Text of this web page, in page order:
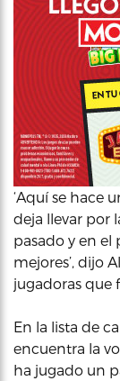
‘Aquí se hace
deja llevar por
pasado y en el
mejores’, dijo
jugadoras que
En la lista de
encuentra la
ha jugado un